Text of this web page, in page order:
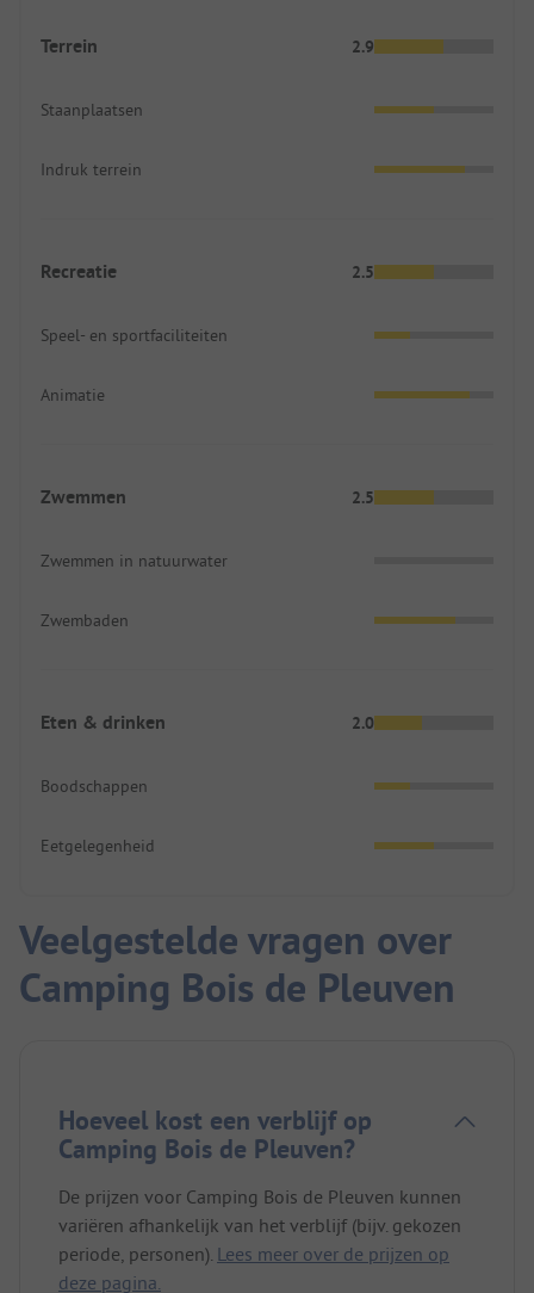
Terrein 2.9
Staanplaatsen
Indruk terrein
Recreatie 2.5
Speel- en sportfaciliteiten
Animatie
Zwemmen 2.5
Zwemmen in natuurwater
Zwembaden
Eten & drinken 2.0
Boodschappen
Eetgelegenheid
Veelgestelde vragen over
Camping Bois de Pleuven
Hoeveel kost een verblijf op
Camping Bois de Pleuven?
De prijzen voor Camping Bois de Pleuven kunnen
variëren afhankelijk van het verblijf (bijv. gekozen
periode, personen). Lees meer over de prijzen op
deze pagina.